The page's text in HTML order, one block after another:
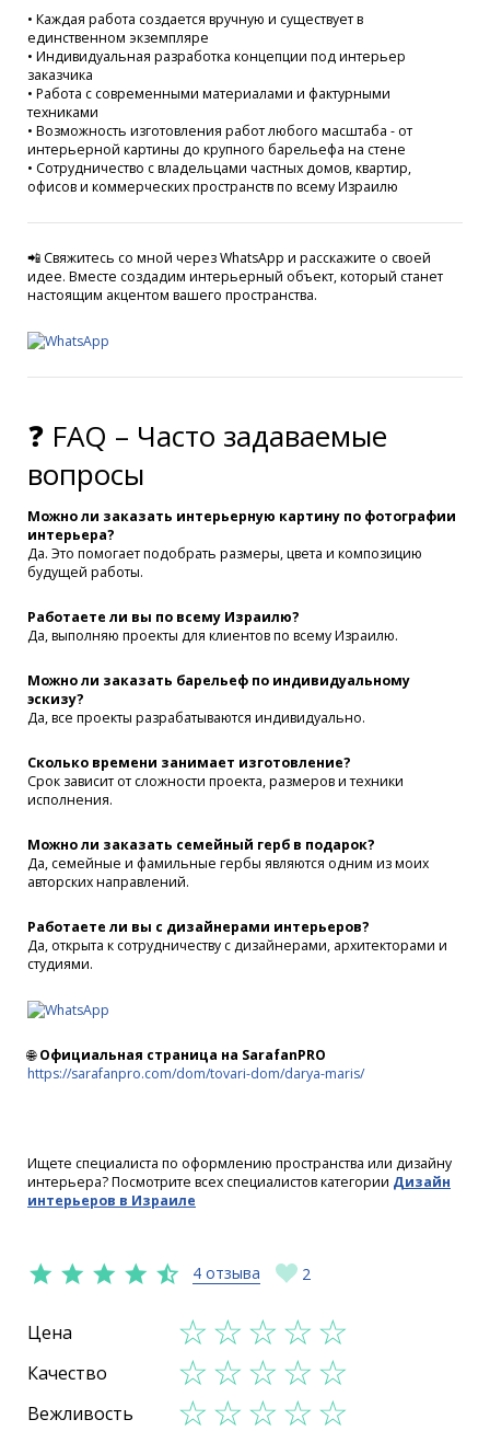
• Каждая работа создается вручную и существует в
единственном экземпляре
• Индивидуальная разработка концепции под интерьер
заказчика
• Работа с современными материалами и фактурными
техниками
• Возможность изготовления работ любого масштаба - от
интерьерной картины до крупного барельефа на стене
• Сотрудничество с владельцами частных домов, квартир,
офисов и коммерческих пространств по всему Израилю
📲 Свяжитесь со мной через WhatsApp и расскажите о своей
идее. Вместе создадим интерьерный объект, который станет
настоящим акцентом вашего пространства.
❓ FAQ – Часто задаваемые
вопросы
Можно ли заказать интерьерную картину по фотографии
интерьера?
Да. Это помогает подобрать размеры, цвета и композицию
будущей работы.
Работаете ли вы по всему Израилю?
Да, выполняю проекты для клиентов по всему Израилю.
Можно ли заказать барельеф по индивидуальному
эскизу?
Да, все проекты разрабатываются индивидуально.
Сколько времени занимает изготовление?
Срок зависит от сложности проекта, размеров и техники
исполнения.
Можно ли заказать семейный герб в подарок?
Да, семейные и фамильные гербы являются одним из моих
авторских направлений.
Работаете ли вы с дизайнерами интерьеров?
Да, открыта к сотрудничеству с дизайнерами, архитекторами и
студиями.
🌐Официальная страница на SarafanPRO
https://sarafanpro.com/dom/tovari-dom/darya-maris/
Ищете специалиста по оформлению пространства или дизайну
интерьера? Посмотрите всех специалистов категории Дизайн
интерьеров в Израиле
4 отзыва 2
Цена
Качество
Вежливость